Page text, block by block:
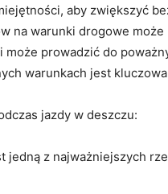
aby zwiększyć
na warunki drogowe
prowadzić do
warunkach​ jest
jazdy ⁤w deszczu:
jedną z najważniejszych